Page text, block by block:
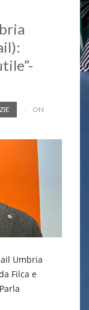
ON
Umbria
Filca e